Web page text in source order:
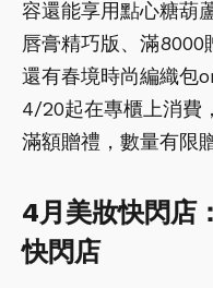
容還能享用點心糖葫
唇膏精巧版、滿8000
還有春境時尚編織包
4/20起在專櫃上消費
滿額贈禮，數量有限
4月美妝快閃店
快閃店